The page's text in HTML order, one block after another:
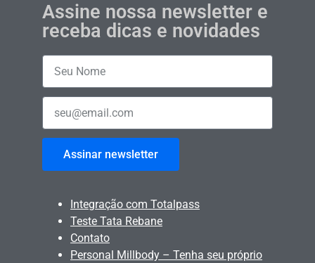
Assine nossa newsletter e
receba dicas e novidades
Assinar newsletter
Integração com Totalpass
Teste Tata Rebane
Contato
Personal Millbody – Tenha seu próprio